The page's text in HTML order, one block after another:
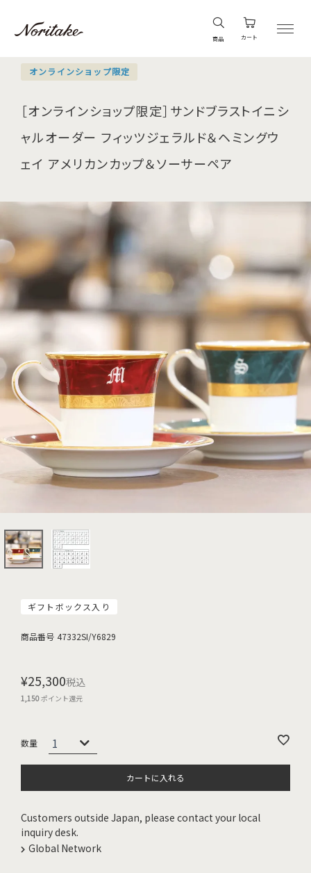
商品 カート
オンラインショップ限定
［オンラインショップ限定］サンドブラストイニシ
ャルオーダー フィッツジェラルド＆ヘミングウ
ェイ アメリカンカップ＆ソーサーペア
ギフトボックス入り
商品番号 47332SI/Y6829
¥25,300税込
1,150ポイント還元
カートに入れる
Customers outside Japan, please contact your local
inquiry desk.
Global Network